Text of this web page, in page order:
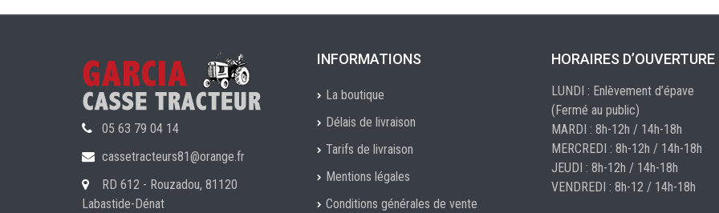
05 63 79 04 14
cassetracteurs81@orange.fr
RD 612 - Rouzadou, 81120
Labastide-Dénat
INFORMATIONS
La boutique
Délais de livraison
Tarifs de livraison
Mentions légales
Conditions générales de vente
HORAIRES D’OUVERTURE
LUNDI : Enlèvement d’épave
(Fermé au public)
MARDI : 8h-12h / 14h-18h
MERCREDI : 8h-12h / 14h-18h
JEUDI : 8h-12h / 14h-18h
VENDREDI : 8h-12 / 14h-18h